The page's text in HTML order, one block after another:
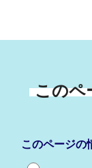
このペ
このページの